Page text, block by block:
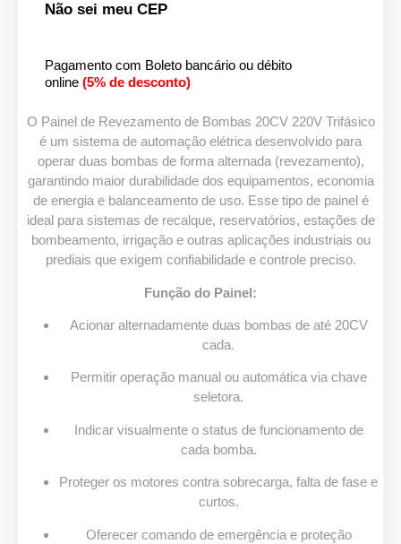
Não sei meu CEP
Pagamento com Boleto bancário ou débito
online (5% de desconto)
O Painel de Revezamento de Bombas 20CV 220V Trifásico
é um sistema de automação elétrica desenvolvido para
operar duas bombas de forma alternada (revezamento),
garantindo maior durabilidade dos equipamentos, economia
de energia e balanceamento de uso. Esse tipo de painel é
ideal para sistemas de recalque, reservatórios, estações de
bombeamento, irrigação e outras aplicações industriais ou
prediais que exigem confiabilidade e controle preciso.
Função do Painel:
Acionar alternadamente duas bombas de até 20CV
cada.
Permitir operação manual ou automática via chave
seletora.
Indicar visualmente o status de funcionamento de
cada bomba.
Proteger os motores contra sobrecarga, falta de fase e
curtos.
Oferecer comando de emergência e proteção